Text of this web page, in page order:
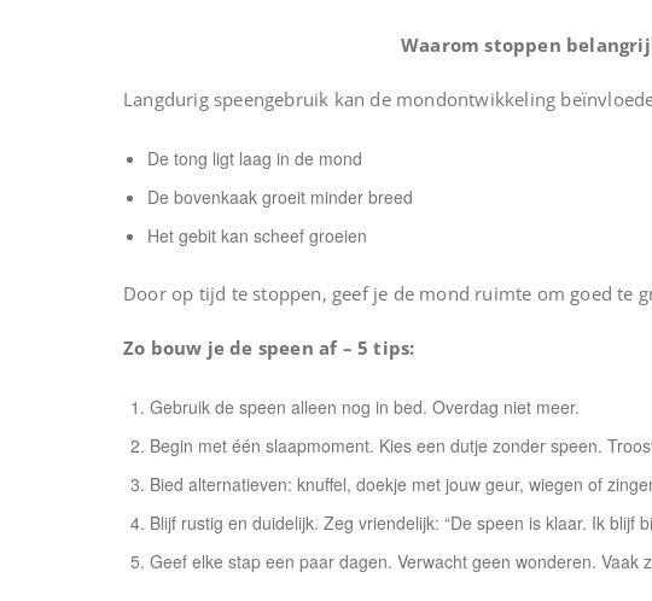
Waarom stoppen
Langdurig speengebruik kan de mondontwikkeling
De tong ligt laag in de mond
De bovenkaak groeit minder breed
Het gebit kan scheef groeien
Door op tijd te stoppen, geef je de mond ruimte om goed te
Zo bouw je de speen af – 5 tips:
Gebruik de speen alleen nog in bed. Overdag niet meer.
Begin met één slaapmoment. Kies een dutje zonder speen.
Bied alternatieven: knuffel, doekje met jouw geur, wiegen of
Blijf rustig en duidelijk. Zeg vriendelijk: “De speen is klaar. Ik blijf
Geef elke stap een paar dagen. Verwacht geen wonderen. Vaak